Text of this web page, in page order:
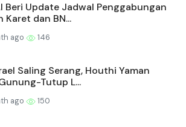
Beri Update Jadwal Penggabungan
Karet dan BN...
ago 146
Saling Serang, Houthi Yaman
Tutup L...
ago 150